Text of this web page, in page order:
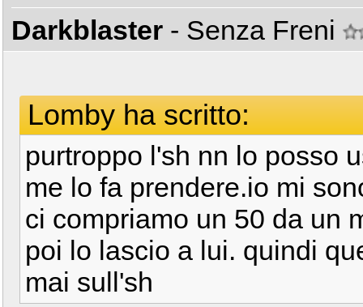
Darkblaster - Senza Freni
Lomby ha scritto:
purtroppo l'sh nn lo posso
me lo fa prendere.io mi
ci compriamo un 50 da un
poi lo lascio a lui. quindi
mai sull'sh